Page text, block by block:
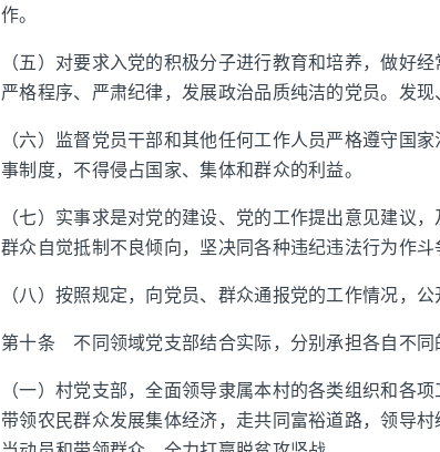
作。
（五）对要求入党的积极分子进行教育和培养，做好
严格程序、严肃纪律，发展政治品质纯洁的党员。发
（六）监督党员干部和其他任何工作人员严格遵守国
事制度，不得侵占国家、集体和群众的利益。
（七）实事求是对党的建设、党的工作提出意见建议
群众自觉抵制不良倾向，坚决同各种违纪违法行为作斗
（八）按照规定，向党员、群众通报党的工作情况，公
第十条 不同领域党支部结合实际，分别承担各自不同
（一）村党支部，全面领导隶属本村的各类组织和各
带领农民群众发展集体经济，走共同富裕道路，领导